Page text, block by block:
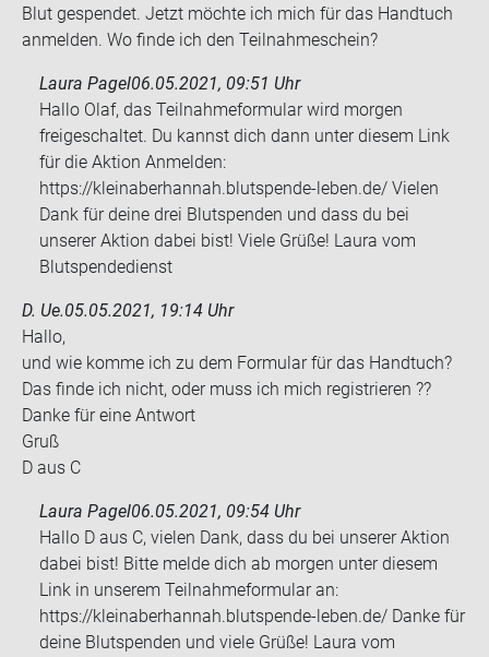
Blut ge­spen­det. Jetzt möch­te ich mich für das Hand­tuch
an­mel­den. Wo finde ich den Teil­nah­me­schein?
Laura Pagel06.05.2021, 09:51 Uhr
Hallo Olaf, das Teilnahmeformular wird morgen
freigeschaltet. Du kannst dich dann unter diesem Link
für die Aktion Anmelden:
https://kleinaberhannah.blutspende-leben.de/ Vielen
Dank für deine drei Blutspenden und dass du bei
unserer Aktion dabei bist! Viele Grüße! Laura vom
Blutspendedienst
D. Ue.05.05.2021, 19:14 Uhr
Hallo,
und wie komme ich zu dem For­mu­lar für das Hand­tuch?
Das finde ich nicht, oder muss ich mich re­gis­trie­ren ??
Danke für eine Ant­wort
Gruß
D aus C
Laura Pagel06.05.2021, 09:54 Uhr
Hallo D aus C, vielen Dank, dass du bei unserer Aktion
dabei bist! Bitte melde dich ab morgen unter diesem
Link in unserem Teilnahmeformular an:
https://kleinaberhannah.blutspende-leben.de/ Danke für
deine Blutspenden und viele Grüße! Laura vom